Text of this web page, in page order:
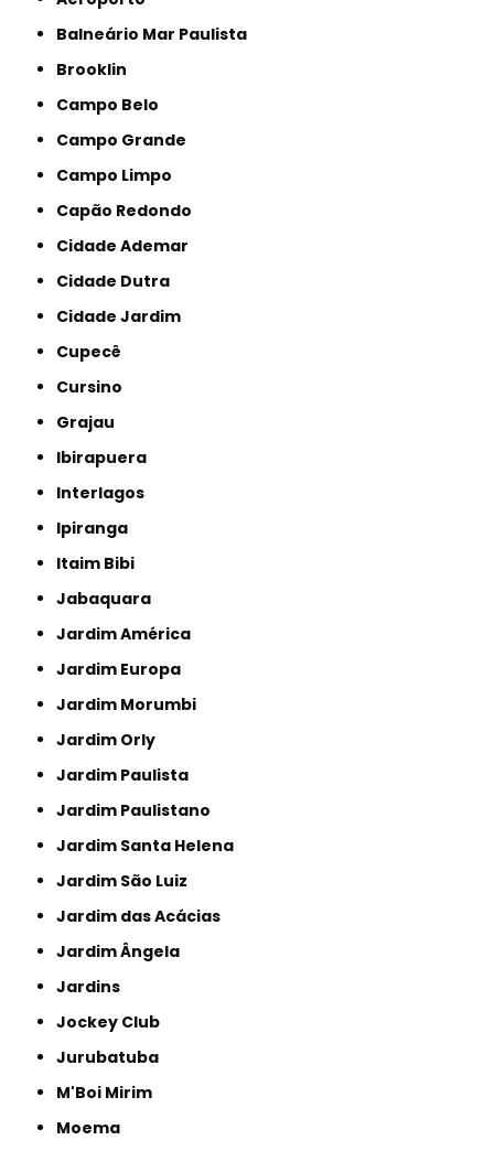
Balneário Mar Paulista
Brooklin
Campo Belo
Campo Grande
Campo Limpo
Capão Redondo
Cidade Ademar
Cidade Dutra
Cidade Jardim
Cupecê
Cursino
Grajau
Ibirapuera
Interlagos
Ipiranga
Itaim Bibi
Jabaquara
Jardim América
Jardim Europa
Jardim Morumbi
Jardim Orly
Jardim Paulista
Jardim Paulistano
Jardim Santa Helena
Jardim São Luiz
Jardim das Acácias
Jardim Ângela
Jardins
Jockey Club
Jurubatuba
M'Boi Mirim
Moema